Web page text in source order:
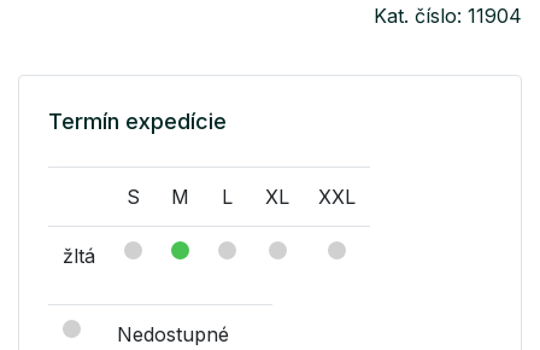
Kat. číslo: 11904
Termín expedície
S M L XL XXL
žltá
Nedostupné